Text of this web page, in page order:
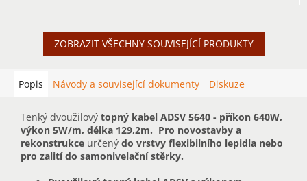
ZOBRAZIT VŠECHNY SOUVISEJÍCÍ PRODUKTY
Popis Návody a související dokumenty Diskuze
Tenký dvoužilový topný kabel ADSV 5640 - příkon 640W,
výkon 5W/m, délka 129,2m. Pro novostavby a
rekonstrukce určený do vrstvy flexibilního lepidla nebo
pro zalití do samonivelační stěrky.